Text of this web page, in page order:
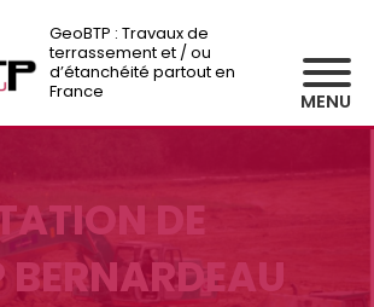
GeoBTP : Travaux de
terrassement et / ou
d’étanchéité partout en
France
MENU
DE
BERNARDEAU